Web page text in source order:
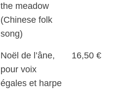
the meadow
(Chinese folk
song)
Noël de l’âne,
pour voix
égales et harpe
16,50 €